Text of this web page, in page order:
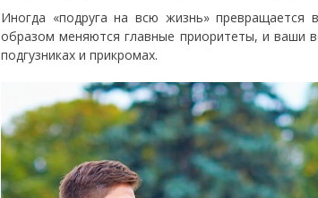
Иногда «подруга на всю жизнь»
образом меняются главные приоритеты, и ваши
подгузниках и прикромах.